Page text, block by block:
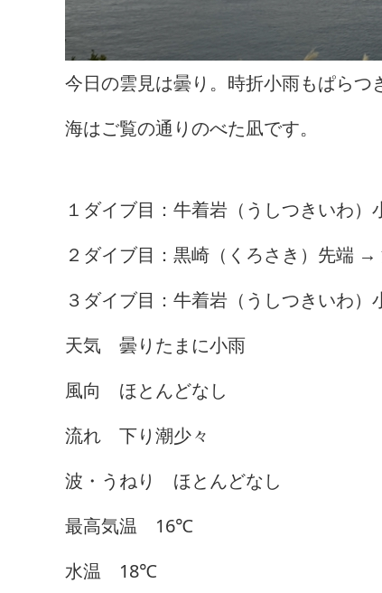
今日の雲見は曇り。時折小雨もぱらつ
海はご覧の通りのべた凪です。
１ダイブ目：牛着岩（うしつきいわ
２ダイブ目：黒崎（くろさき）先端 →
３ダイブ目：牛着岩（うしつきいわ）
天気 曇りたまに小雨
風向 ほとんどなし
流れ 下り潮少々
波・うねり ほとんどなし
最高気温 16℃
水温 18℃